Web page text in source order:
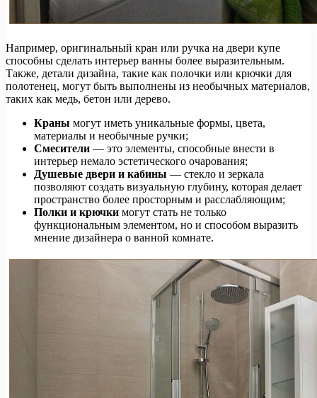
Например, оригинальный кран или ручка на двери купе
способны сделать интерьер ванны более выразительным.
Также, детали дизайна, такие как полочки или крючки для
полотенец, могут быть выполнены из необычных материалов,
таких как медь, бетон или дерево.
Краны могут иметь уникальные формы, цвета,
материалы и необычные ручки;
Смесители — это элементы, способные внести в
интерьер немало эстетического очарования;
Душевые двери и кабины — стекло и зеркала
позволяют создать визуальную глубину, которая делает
пространство более просторным и расслабляющим;
Полки и крючки могут стать не только
функциональным элементом, но и способом выразить
мнение дизайнера о ванной комнате.